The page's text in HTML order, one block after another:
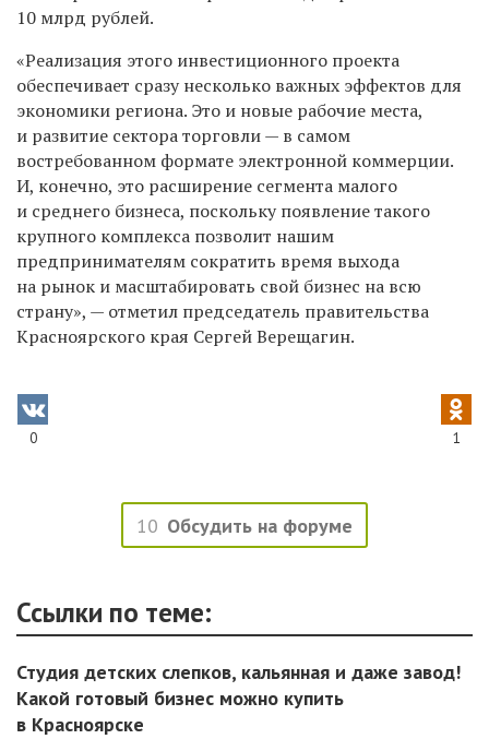
10 млрд рублей.
«Реализация этого инвестиционного проекта
обеспечивает сразу несколько важных эффектов для
экономики региона. Это и новые рабочие места,
и развитие сектора торговли — в самом
востребованном формате электронной коммерции.
И, конечно, это расширение сегмента малого
и среднего бизнеса, поскольку появление такого
крупного комплекса позволит нашим
предпринимателям сократить время выхода
на рынок и масштабировать свой бизнес на всю
страну», — отметил председатель правительства
Красноярского края Сергей Верещагин.
0 1
10 Обсудить на форуме
Ссылки по теме:
Студия детских слепков, кальянная и даже завод!
Какой готовый бизнес можно купить
в Красноярске